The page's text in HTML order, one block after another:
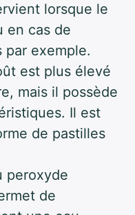
lorsque le
en cas de
par exemple.
est plus élevé
mais il possède
Il est
de pastilles
peroxyde
de